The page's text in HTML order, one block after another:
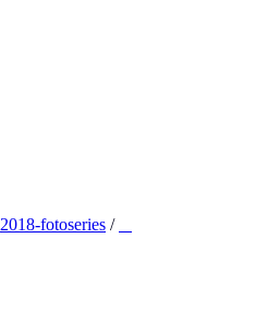
2018-fotoseries /